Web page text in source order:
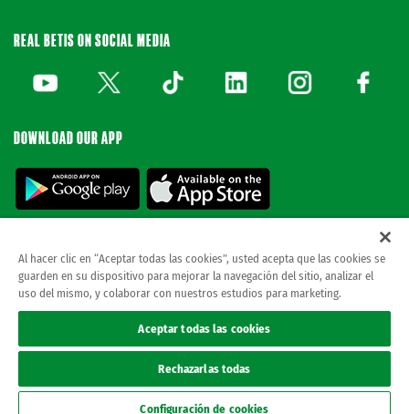
REAL BETIS ON SOCIAL MEDIA
DOWNLOAD OUR APP
© REAL BETIS BALOMPIE.This website is the only official Real Betis Balompié. All
rights reserved..
Privacy policy
ethical channel
Al hacer clic en “Aceptar todas las cookies”, usted acepta que las cookies se
guarden en su dispositivo para mejorar la navegación del sitio, analizar el
uso del mismo, y colaborar con nuestros estudios para marketing.
Aceptar todas las cookies
Rechazarlas todas
Configuración de cookies